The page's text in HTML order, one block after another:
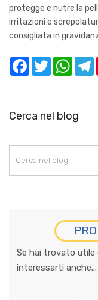
Cerca nel blog
protegge e nutre la
irritazioni e
consigliata in
Facebook
Twitter
Se hai trovato
interessarti anche...